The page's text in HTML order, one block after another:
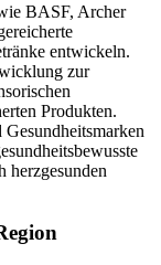
BASF, Archer
entwickeln.
zur
Produkten.
herzgesunden